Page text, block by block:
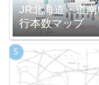
JR北海道・道
行本数マップ